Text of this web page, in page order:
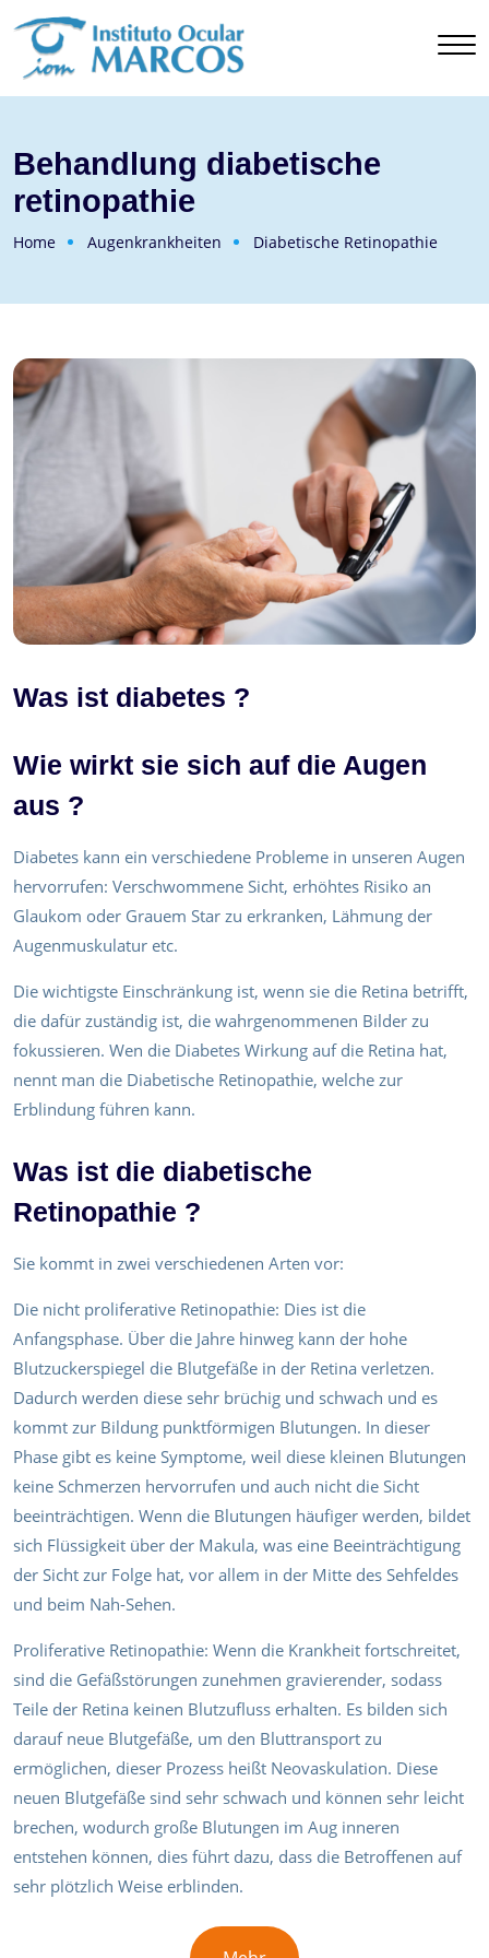
Behandlung diabetische
retinopathie
Home Augenkrankheiten Diabetische Retinopathie
Was ist diabetes ?
Wie wirkt sie sich auf die Augen
aus ?
Diabetes kann ein verschiedene Probleme in unseren Augen
hervorrufen: Verschwommene Sicht, erhöhtes Risiko an
Glaukom oder Grauem Star zu erkranken, Lähmung der
Augenmuskulatur etc.
Die wichtigste Einschränkung ist, wenn sie die Retina betrifft,
die dafür zuständig ist, die wahrgenommenen Bilder zu
fokussieren. Wen die Diabetes Wirkung auf die Retina hat,
nennt man die Diabetische Retinopathie, welche zur
Erblindung führen kann.
Was ist die diabetische
Retinopathie ?
Sie kommt in zwei verschiedenen Arten vor:
Die nicht proliferative Retinopathie: Dies ist die
Anfangsphase. Über die Jahre hinweg kann der hohe
Blutzuckerspiegel die Blutgefäße in der Retina verletzen.
Dadurch werden diese sehr brüchig und schwach und es
kommt zur Bildung punktförmigen Blutungen. In dieser
Phase gibt es keine Symptome, weil diese kleinen Blutungen
keine Schmerzen hervorrufen und auch nicht die Sicht
beeinträchtigen. Wenn die Blutungen häufiger werden, bildet
sich Flüssigkeit über der Makula, was eine Beeinträchtigung
der Sicht zur Folge hat, vor allem in der Mitte des Sehfeldes
und beim Nah-Sehen.
Proliferative Retinopathie: Wenn die Krankheit fortschreitet,
sind die Gefäßstörungen zunehmen gravierender, sodass
Teile der Retina keinen Blutzufluss erhalten. Es bilden sich
darauf neue Blutgefäße, um den Bluttransport zu
ermöglichen, dieser Prozess heißt Neovaskulation. Diese
neuen Blutgefäße sind sehr schwach und können sehr leicht
brechen, wodurch große Blutungen im Aug inneren
entstehen können, dies führt dazu, dass die Betroffenen auf
sehr plötzlich Weise erblinden.